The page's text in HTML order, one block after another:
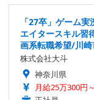
「27卒」ゲーム
エイタースキル習
画系転職希望/川
株式会社大斗
神奈川県
月給25万300円